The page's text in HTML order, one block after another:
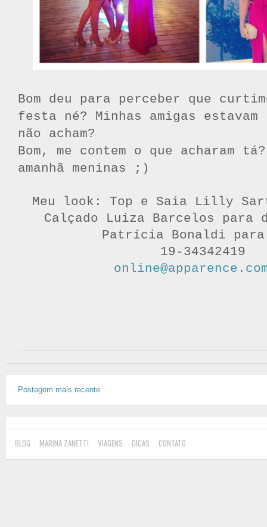
Bom deu para perceber que
festa né? Minhas amigas
não acham?
Bom, me contem o que acharam
amanhã meninas ;)
Meu look: Top e Saia Lilly
Calçado Luiza Barcelos para
Patrícia Bonaldi para
19-34342419
Postagem mais recente
BLOG MARINA ZANETTI VIAGENS DICAS CONTATO